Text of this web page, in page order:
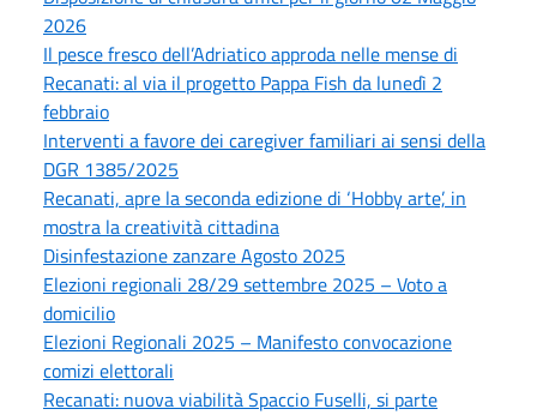
2026
Il pesce fresco dell’Adriatico approda nelle mense di
Recanati: al via il progetto Pappa Fish da lunedì 2
febbraio
Interventi a favore dei caregiver familiari ai sensi della
DGR 1385/2025
Recanati, apre la seconda edizione di ‘Hobby arte’, in
mostra la creatività cittadina
Disinfestazione zanzare Agosto 2025
Elezioni regionali 28/29 settembre 2025 – Voto a
domicilio
Elezioni Regionali 2025 – Manifesto convocazione
comizi elettorali
Recanati: nuova viabilità Spaccio Fuselli, si parte